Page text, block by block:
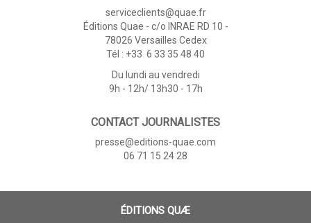
serviceclients@quae.fr
Éditions Quae - c/o INRAE RD 10 -
78026 Versailles Cedex
Tél : +33 6 33 35 48 40
Du lundi au vendredi
9h - 12h/ 13h30 - 17h
CONTACT JOURNALISTES
presse@editions-quae.com
06 71 15 24 28
ÉDITIONS QUÆ